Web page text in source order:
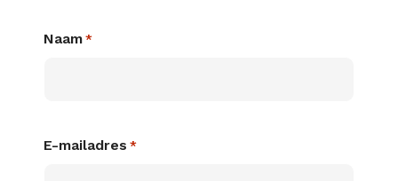
Naam *
E-mailadres *